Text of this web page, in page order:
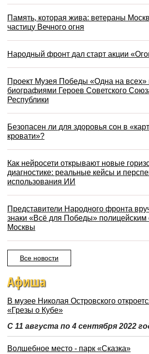
Память, которая жива: ветераны
частицу Вечного огня
Народный фронт дал старт акции
Проект Музея Победы «Одна на всех»
биографиями Героев Советского
Республики
Безопасен ли для здоровья сон в
кровати»?
Как нейросети открывают новые
диагностике: реальные кейсы и
использования ИИ
Представители Народного фронта
знаки «Всё для Победы» полицейским
Москвы
Все новости
Афиша
В музее Николая Островского
«Грезы о Кубе»
С 11 августа по 4 сентября 2022
Волшебное место - парк «Сказка»